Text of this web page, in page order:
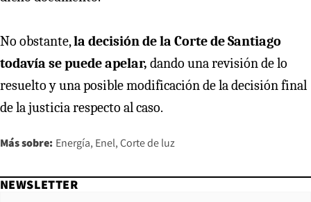
No obstante,la decisión de la Corte de Santiago
todavía se puede apelar, dando una revisión de lo
resuelto y una posible modificación de la decisión final
de la justicia respecto al caso.
Más sobre: Energía Enel Corte de luz
NEWSLETTER